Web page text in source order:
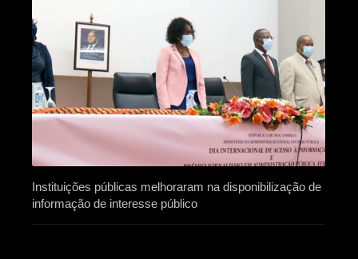
Instituições públicas melhoraram na disponibilização de
informação de interesse público